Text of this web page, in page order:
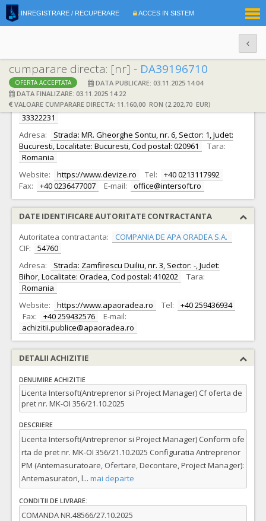
INREGISTRARE / RECUPERARE ACCES IN SISTEM
cumparare directa: [nr] - DA39196710
OFERTA ACCEPTATA
DATA PUBLICARE: 03.11.2025 14:04
DATA FINALIZARE: 03.11.2025 14:22
VALOARE CUMPARARE DIRECTA: 11.160,00 RON (2.202,70 EUR)
DATE IDENTIFICARE OFERTANT
Ofertant: S.C. INTERSOFT START SOLUTIONS S.R.L.
CIF:
33322231
Adresa:
Strada: MR. Gheorghe Sontu, nr. 6, Sector: 1, Judet:
Bucuresti, Localitate: Bucuresti, Cod postal: 020961
Tara:
Romania
Website:
https://www.devize.ro Tel:
+40 0213117992
Fax:
+40 0236477007 E-mail: office@intersoft.ro
DATE IDENTIFICARE AUTORITATE CONTRACTANTA
Autoritatea contractanta:
COMPANIA DE APA ORADEA S.A.
CIF:
54760
Adresa:
Strada: Zamfirescu Duiliu, nr. 3, Sector: -, Judet:
Bihor, Localitate: Oradea, Cod postal: 410202
Tara:
Romania
Website:
https://www.apaoradea.ro Tel:
+40 259436934
Fax:
+40 259432576
E-mail:
achizitii.publice@apaoradea.ro
DETALII ACHIZITIE
DENUMIRE ACHIZITIE
Licenta Intersoft(Antreprenor si Project Manager) Cf oferta de
pret nr. MK-OI 356/21.10.2025
DESCRIERE
Licenta Intersoft(Antreprenor si Project Manager) Conform ofe
rta de pret nr. MK-OI 356/21.10.2025 Configuratia Antreprenor
PM (Antemasuratoare, Ofertare, Decontare, Project Manager):
Antemasuratori, l... mai departe
CONDITII DE LIVRARE:
COMANDA NR.48566/27.10.2025